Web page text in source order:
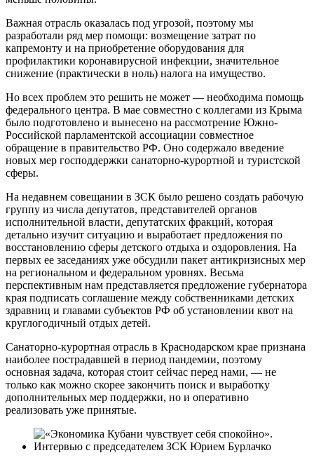
Важная отрасль оказалась под угрозой, поэтому мы
разработали ряд мер помощи: возмещение затрат по
капремонту и на приобретение оборудования для
профилактики коронавирусной инфекции, значительное
снижение (практически в ноль) налога на имущество.
Но всех проблем это решить не может — необходима помощь
федерального центра. В мае совместно с коллегами из Крыма
было подготовлено и вынесено на рассмотрение Южно-
Российской парламентской ассоциации совместное
обращение в правительство РФ. Оно содержало введение
новых мер господдержки санаторно-курортной и туристской
сферы.
На недавнем совещании в ЗСК было решено создать рабочую
группу из числа депутатов, представителей органов
исполнительной власти, депутатских фракций, которая
детально изучит ситуацию и выработает предложения по
восстановлению сферы детского отдыха и оздоровления. На
первых ее заседаниях уже обсудили пакет антикризисных мер
на региональном и федеральном уровнях. Весьма
перспективным нам представляется предложение губернатора
края подписать соглашение между собственниками детских
здравниц и главами субъектов РФ об установлении квот на
круглогодичный отдых детей.
Санаторно-курортная отрасль в Краснодарском крае признана
наиболее пострадавшей в период пандемии, поэтому
основная задача, которая стоит сейчас перед нами, — не
только как можно скорее закончить поиск и выработку
дополнительных мер поддержки, но и оперативно
реализовать уже принятые.